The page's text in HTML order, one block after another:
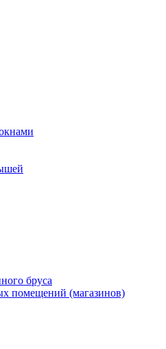
бруса
помещений (магазинов)